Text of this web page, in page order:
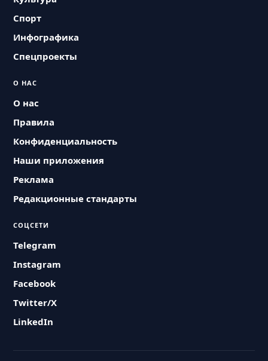
Спорт
Инфографика
Спецпроекты
О НАС
О нас
Правила
Конфиденциальность
Наши приложения
Реклама
Редакционные стандарты
СОЦСЕТИ
Telegram
Instagram
Facebook
Twitter/X
LinkedIn